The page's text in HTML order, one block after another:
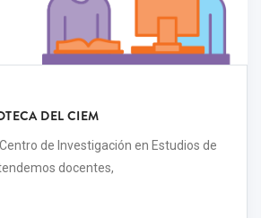
DEL CIEM
de Investigación en Estudios de
docentes,